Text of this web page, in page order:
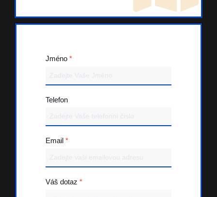
Jméno *
Telefon
Email *
Váš dotaz *